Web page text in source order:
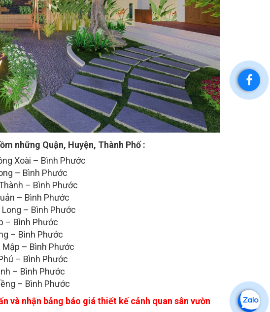
những Quận, Huyện, Thành Phố :
Xoài – Bình Phước
– Bình Phước
– Bình Phước
– Bình Phước
– Bình Phước
– Bình Phước
– Bình Phước
Mập – Bình Phước
– Bình Phước
– Bình Phước
– Bình Phước
và nhận bảng báo giá thiết kế cảnh quan sân vườn